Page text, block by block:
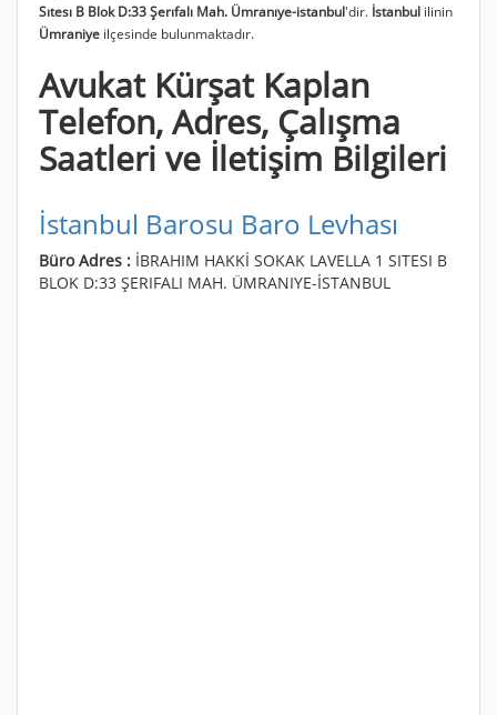
Sıtesı B Blok D:33 Şerıfalı Mah. Ümranıye-istanbul'dir. İstanbul ilinin
Ümraniye ilçesinde bulunmaktadır.
Avukat Kürşat Kaplan
Telefon, Adres, Çalışma
Saatleri ve İletişim Bilgileri
İstanbul Barosu Baro Levhası
Büro Adres : İBRAHIM HAKKİ SOKAK LAVELLA 1 SITESI B
BLOK D:33 ŞERIFALI MAH. ÜMRANIYE-İSTANBUL